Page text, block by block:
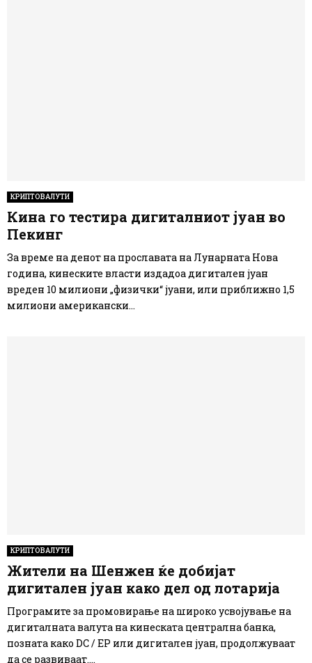
КРИПТОВАЛУТИ
Кина го тестира дигиталниот јуан во
Пекинг
За време на денот на прославата на Лунарната Нова
година, кинеските власти издадоа дигитален јуан
вреден 10 милиони „физички“ јуани, или приближно 1,5
милиони американски...
КРИПТОВАЛУТИ
Жители на Шенжен ќе добијат
дигитален јуан како дел од лотарија
Програмите за промовирање на широко усвојување на
дигиталната валута на кинеската централна банка,
позната како DC / EP или дигитален јуан, продолжуваат
да се развиваат....